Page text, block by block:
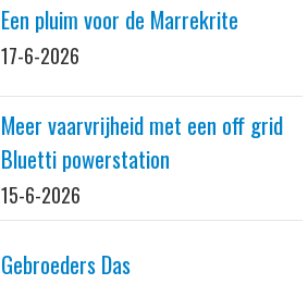
Een pluim voor de Marrekrite
17-6-2026
Meer vaarvrijheid met een off grid
Bluetti powerstation
15-6-2026
Gebroeders Das